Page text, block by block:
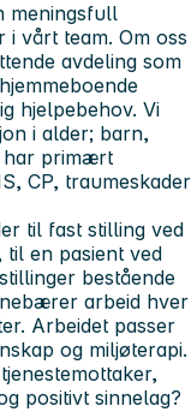
meningsfull
i vårt team. Om oss
avdeling som
hjelpebehov. Vi
i alder; barn,
har primært
CP, traumeskader
til fast stilling ved
til en pasient ved
bestående
arbeid hver
Arbeidet passer
og miljøterapi.
positivt sinnelag?